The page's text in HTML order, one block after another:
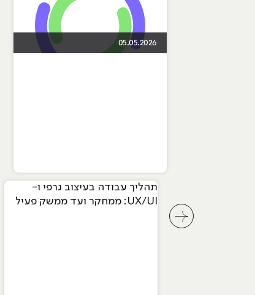
05.05.2026
תהליך עבודה בעיצוב גרפי ו-
UX/UI: ממחקר ועד ממשק פעיל
לחץ לשיקופית קודמת בסליידר מאמרים